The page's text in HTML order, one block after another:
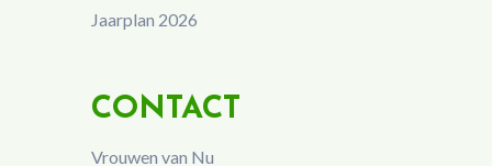
Jaarplan 2026
CONTACT
Vrouwen van Nu